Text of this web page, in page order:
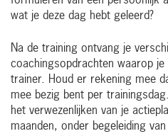
wat je deze dag hebt geleerd?
Na de training ontvang je
coachingsopdrachten waarop
trainer. Houd er rekening mee
mee bezig bent per
het verwezenlijken van je
maanden, onder begeleiding